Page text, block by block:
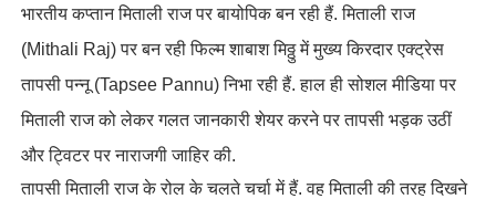
भारतीय कप्तान मिताली राज पर बायोपिक बन रही हैं. मिताली राज
(Mithali Raj) पर बन रही फिल्म शाबाश मिठ्ठु में मुख्य किरदार एक्ट्रेस
तापसी पन्नू (Tapsee Pannu) निभा रही हैं. हाल ही सोशल मीडिया पर
मिताली राज को लेकर गलत जानकारी शेयर करने पर तापसी भड़क उठीं
और ट्विटर पर नाराजगी जाहिर की.
तापसी मिताली राज के रोल के चलते चर्चा में हैं. वह मिताली की तरह दिखने